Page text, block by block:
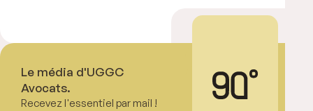
Le média d'UGGC
Avocats.
Recevez l'essentiel par mail !